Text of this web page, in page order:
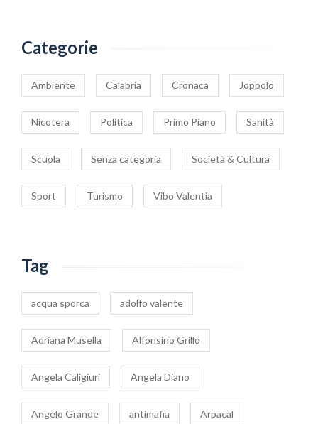
Categorie
Ambiente Calabria Cronaca Joppolo
Nicotera Politica Primo Piano Sanità
Scuola Senza categoria Società & Cultura
Sport Turismo Vibo Valentia
Tag
acqua sporca adolfo valente
Adriana Musella Alfonsino Grillo
Angela Caligiuri Angela Diano
Angelo Grande antimafia Arpacal